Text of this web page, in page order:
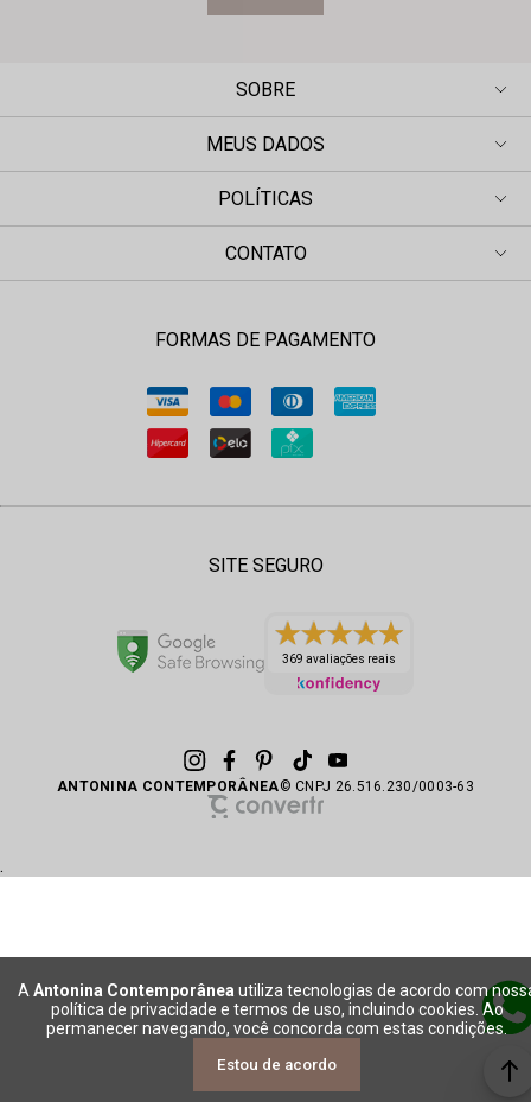
SOBRE
MEUS DADOS
POLÍTICAS
CONTATO
FORMAS DE PAGAMENTO
SITE SEGURO
369 avaliações reais
ANTONINA CONTEMPORÂNEA© CNPJ 26.516.230/0003-63
A Antonina Contemporânea utiliza tecnologias de acordo com
política de privacidade e termos de uso, incluindo cookies. Ao
permanecer navegando, você concorda com estas condições.
Estou de acordo
.